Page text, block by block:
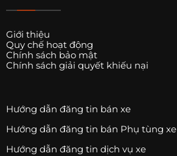
Giới thiệu
Quy chế hoạt động
Chính sách bảo mật
Chính sách giải quyết khiếu nại
Hướng dẫn đăng tin bán xe
Hướng dẫn đăng tin bán Phụ tùng xe
Hướng dẫn đăng tin dịch vụ xe